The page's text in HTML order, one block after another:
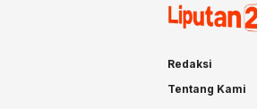
Redaksi
Tentang Kami